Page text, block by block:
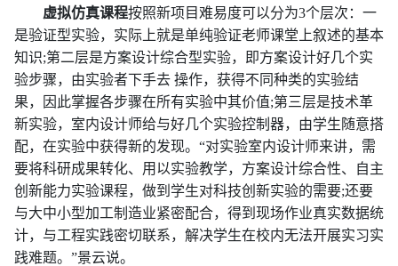
虚拟仿真课程按照新项目难易度可以分为3个层次：一
是验证型实验，实际上就是单纯验证老师课堂上叙述的基本
知识;第二层是方案设计综合型实验，即方案设计好几个实
验步骤，由实验者下手去 操作，获得不同种类的实验结
果，因此掌握各步骤在所有实验中其价值;第三层是技术革
新实验，室内设计师给与好几个实验控制器，由学生随意搭
配，在实验中获得新的发现。“对实验室内设计师来讲，需
要将科研成果转化、用以实验教学，方案设计综合性、自主
创新能力实验课程，做到学生对科技创新实验的需要;还要
与大中小型加工制造业紧密配合，得到现场作业真实数据统
计，与工程实践密切联系，解决学生在校内无法开展实习实
践难题。”景云说。